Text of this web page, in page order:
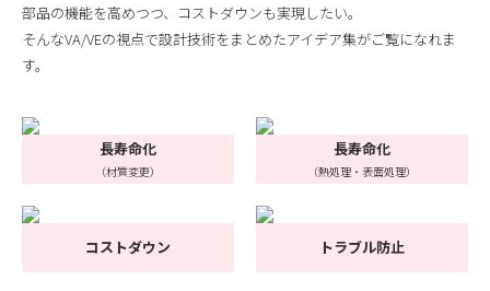
部品の機能を高めつつ、コストダウンも実現したい。
そんなVA/VEの視点で設計技術をまとめたアイデア集がご覧になれま
す。
長寿命化
（材質変更）
長寿命化
（熱処理・表面処理）
コストダウン トラブル防止